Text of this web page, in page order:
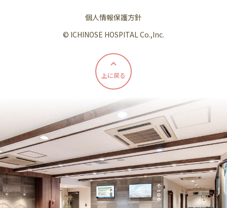
個人情報保護方針
© ICHINOSE HOSPITAL Co.,Inc.
上に戻る